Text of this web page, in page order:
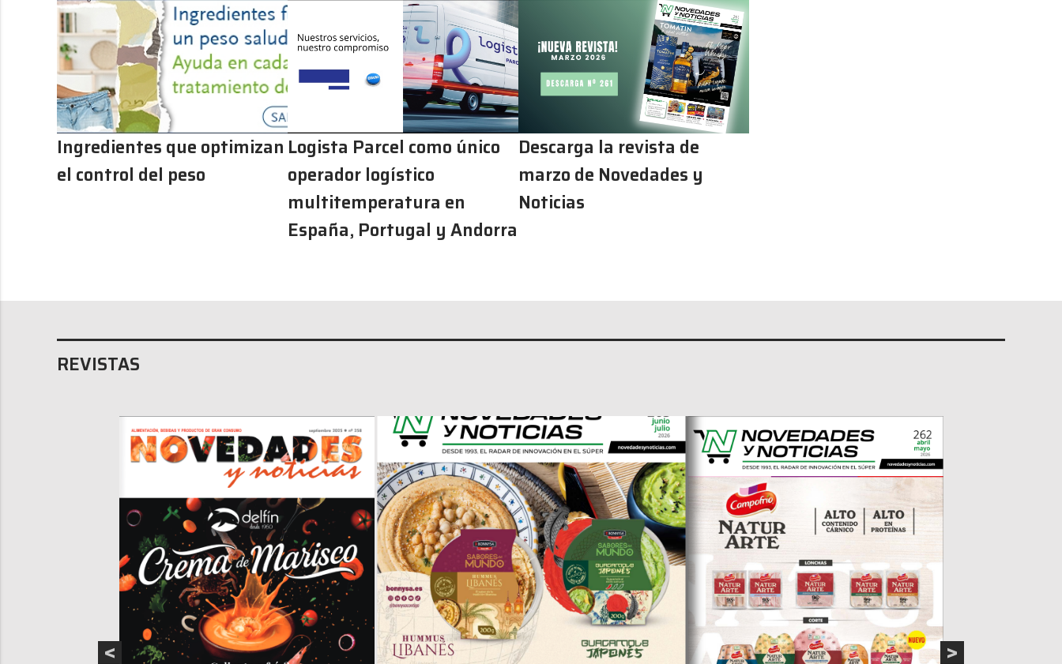
Ingredientes que optimizan
el control del peso
Logista Parcel como único
operador logístico
multitemperatura en
España, Portugal y Andorra
Descarga la revista de
marzo de Novedades y
Noticias
REVISTAS